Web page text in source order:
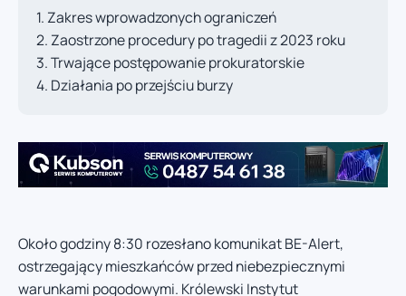
Zakres wprowadzonych ograniczeń
Zaostrzone procedury po tragedii z 2023 roku
Trwające postępowanie prokuratorskie
Działania po przejściu burzy
Około godziny 8:30 rozesłano komunikat BE-Alert,
ostrzegający mieszkańców przed niebezpiecznymi
warunkami pogodowymi. Królewski Instytut